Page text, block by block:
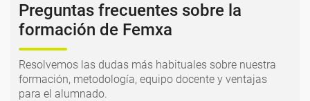
Preguntas frecuentes sobre la
formación de Femxa
Resolvemos las dudas más habituales sobre nuestra
formación, metodología, equipo docente y ventajas
para el alumnado.